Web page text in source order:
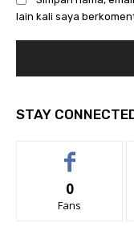
lain kali saya
STAY
0
Fans